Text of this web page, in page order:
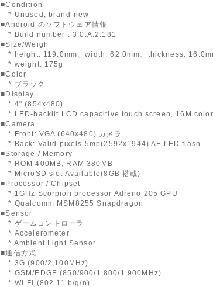
■Condition
* Unused, brand-new
■Android のソフトウェア情報
* Build number : 3.0.A.2.181
■Size/Weigh
* height: 119.0mm、width: 62.0mm、thickness:
* weight: 175g
■Color
* ブラック
■Display
* 4" (854x480)
* LED-backlit LCD capacitive touch screen, 16M
■Camera
* Front: VGA (640x480) カメラ
* Back: Valid pixels 5mp(2592x1944) AF LED flash
■Storage / Memory
* ROM 400MB, RAM 380MB
* MicroSD slot Available(8GB 搭載)
■Processor / Chipset
* 1GHz Scorpion processor Adreno 205 GPU
* Qualcomm MSM8255 Snapdragon
■Sensor
* ゲームコントローラ
* Accelerometer
* Ambient Light Sensor
■通信方式
* 3G (900/2,100MHz)
* GSM/EDGE (850/900/1,800/1,900MHz)
* Wi-Fi (802.11 b/g/n)